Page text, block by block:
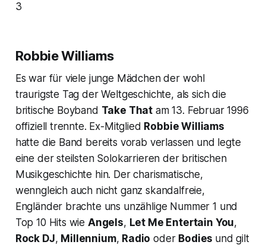
3
Robbie Williams
Es war für viele junge Mädchen der wohl
traurigste Tag der Weltgeschichte, als sich die
britische Boyband Take That am 13. Februar 1996
offiziell trennte. Ex-Mitglied Robbie Williams
hatte die Band bereits vorab verlassen und legte
eine der steilsten Solokarrieren der britischen
Musikgeschichte hin. Der charismatische,
wenngleich auch nicht ganz skandalfreie,
Engländer brachte uns unzählige Nummer 1 und
Top 10 Hits wie Angels, Let Me Entertain You,
Rock DJ, Millennium, Radio oder Bodies und gilt